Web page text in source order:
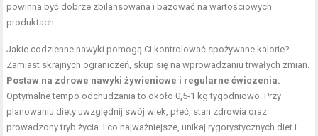
powinna być dobrze zbilansowana i bazować na wartościowych
produktach.
Jakie codzienne nawyki pomogą Ci kontrolować spożywane kalorie?
Zamiast skrajnych ograniczeń, skup się na wprowadzaniu trwałych zmian.
Postaw na zdrowe nawyki żywieniowe i regularne ćwiczenia.
Optymalne tempo odchudzania to około 0,5-1 kg tygodniowo. Przy
planowaniu diety uwzględnij swój wiek, płeć, stan zdrowia oraz
prowadzony tryb życia. I co najważniejsze, unikaj rygorystycznych diet i